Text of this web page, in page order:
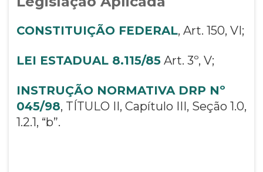
CONSTITUIÇÃO FEDERAL, Art. 150, VI;
LEI ESTADUAL 8.115/85Art. 3º, V;
INSTRUÇÃO NORMATIVA DRP Nº
045/98, TÍTULO II, Capítulo III, Seção 1.0,
1.2.1, “b”.